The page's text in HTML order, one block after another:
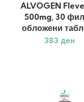
ALVOGEN
500mg, 30
обложени
ден